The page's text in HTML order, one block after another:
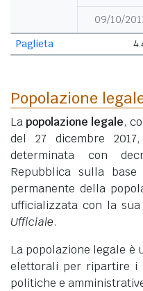
09/10/
Paglieta
Popolazione
Lapopolazione legale,
del 27 dicembre
determinata con
Repubblica sulla
permanente della
ufficializzata con la
Ufficiale.
La popolazione legale è
elettorali per ripartire i
politiche e